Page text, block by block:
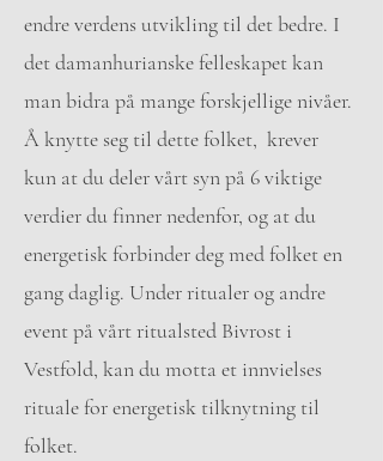
endre verdens utvikling til det bedre. I
det damanhurianske felleskapet kan
man bidra på mange forskjellige nivåer.
Å knytte seg til dette folket, krever
kun at du deler vårt syn på 6 viktige
verdier du finner nedenfor, og at du
energetisk forbinder deg med folket en
gang daglig. Under ritualer og andre
event på vårt ritualsted Bivrost i
Vestfold, kan du motta et innvielses
rituale for energetisk tilknytning til
folket.